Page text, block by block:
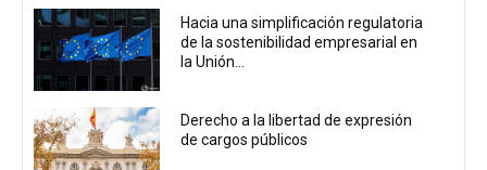
Hacia una simplificación regulatoria
de la sostenibilidad empresarial en
la Unión...
Derecho a la libertad de expresión
de cargos públicos